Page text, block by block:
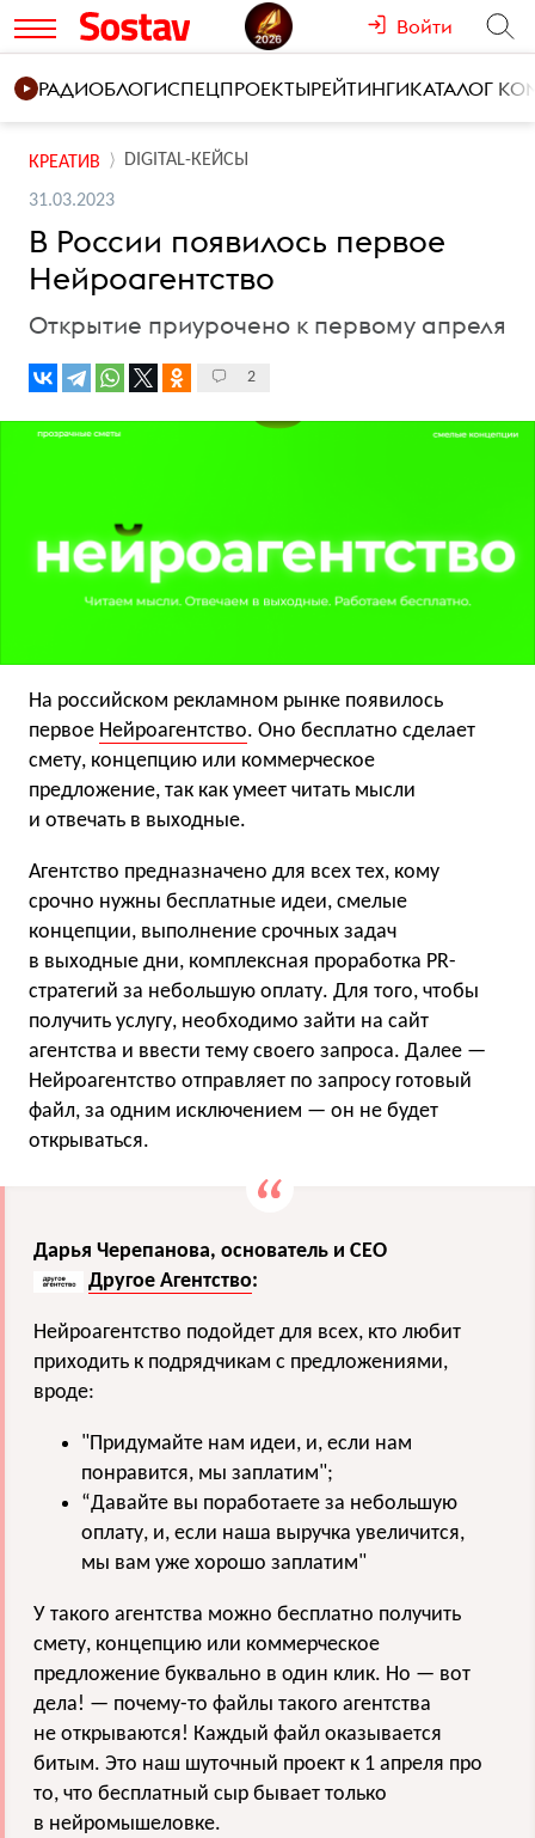
Войти
РАДИОБЛОГИСПЕЦПРОЕКТЫРЕЙТИНГИКАТАЛОГ
КРЕАТИВ DIGITAL-КЕЙСЫ
31.03.2023
В России появилось первое
Нейроагентство
Открытие приурочено к первому апреля
2
На российском рекламном рынке появилось
первое Нейроагентство. Оно бесплатно сделает
смету, концепцию или коммерческое
предложение, так как умеет читать мысли
и отвечать в выходные.
Агентство предназначено для всех тех, кому
срочно нужны бесплатные идеи, смелые
концепции, выполнение срочных задач
в выходные дни, комплексная проработка PR-
стратегий за небольшую оплату. Для того, чтобы
получить услугу, необходимо зайти на сайт
агентства и ввести тему своего запроса. Далее —
Нейроагентство отправляет по запросу готовый
файл, за одним исключением — он не будет
открываться.
Дарья Черепанова, основатель и СЕО
Другое Агентство:
Нейроагентство подойдет для всех, кто любит
приходить к подрядчикам с предложениями,
вроде:
"Придумайте нам идеи, и, если нам
понравится, мы заплатим";
“Давайте вы поработаете за небольшую
оплату, и, если наша выручка увеличится,
мы вам уже хорошо заплатим"
У такого агентства можно бесплатно получить
смету, концепцию или коммерческое
предложение буквально в один клик. Но — вот
дела! — почему-то файлы такого агентства
не открываются! Каждый файл оказывается
битым. Это наш шуточный проект к 1 апреля про
то, что бесплатный сыр бывает только
в нейромышеловке.